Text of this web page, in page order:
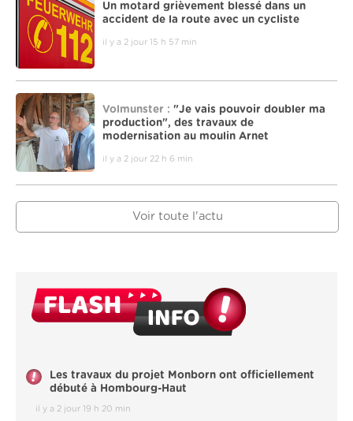
Un motard grièvement blessé dans un
accident de la route avec un cycliste
il y a 2 jour 15 h 57 min
Volmunster : "Je vais pouvoir doubler ma
production", des travaux de
modernisation au moulin Arnet
il y a 2 jour 22 h 6 min
Voir toute l'actu
Les travaux du projet Monborn ont officiellement
débuté à Hombourg-Haut
il y a 2 jour 19 h 20 min